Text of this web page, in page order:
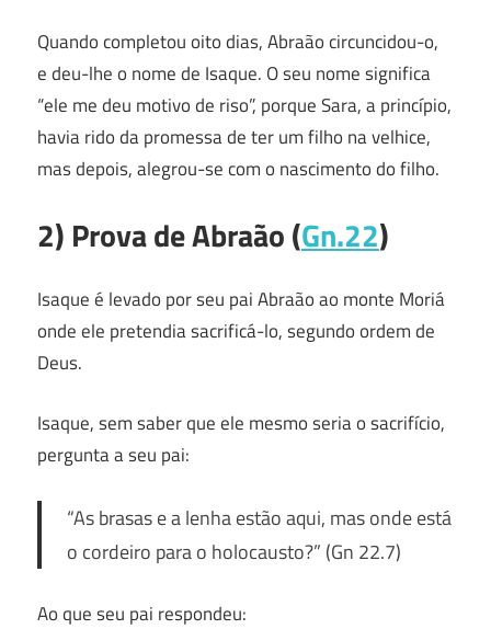
Quando completou oito dias, Abraão circuncidou-o,
e deu-lhe o nome de Isaque. O seu nome significa
“ele me deu motivo de riso”, porque Sara, a princípio,
havia rido da promessa de ter um filho na velhice,
mas depois, alegrou-se com o nascimento do filho.
2) Prova de Abraão (Gn.22)
Isaque é levado por seu pai Abraão ao monte Moriá
onde ele pretendia sacrificá-lo, segundo ordem de
Deus.
Isaque, sem saber que ele mesmo seria o sacrifício,
pergunta a seu pai:
“As brasas e a lenha estão aqui, mas onde está
o cordeiro para o holocausto?” (Gn 22.7)
Ao que seu pai respondeu: